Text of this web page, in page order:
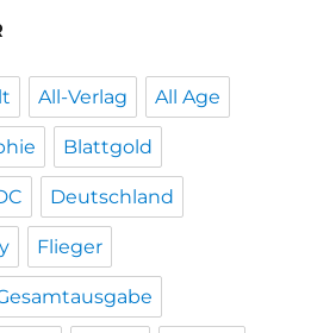
All-Verlag All Age
Blattgold
Deutschland
Flieger